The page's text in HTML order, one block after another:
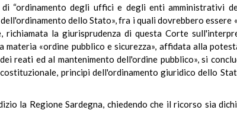
“ordinamento degli uffici e degli enti amministrativi
dello Stato», fra i quali dovrebbero essere
richiamata la giurisprudenza di questa Corte
«ordine pubblico e sicurezza», affidata alla
ed al mantenimento dell'ordine pubblico», si
principi dell'ordinamento giuridico dello
la Regione Sardegna, chiedendo che il ricorso sia